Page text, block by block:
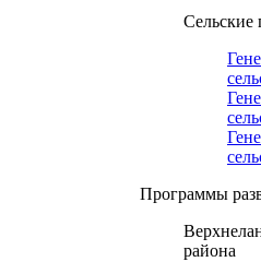
Сельские
Программы
района